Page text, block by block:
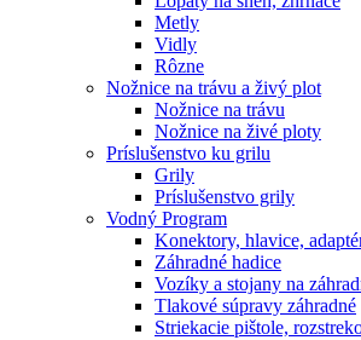
Metly
Vidly
Rôzne
Nožnice na trávu a živý plot
Nožnice na trávu
Nožnice na živé ploty
Príslušenstvo ku grilu
Grily
Príslušenstvo grily
Vodný Program
Konektory, hlavice,
Záhradné hadice
Vozíky a stojany na
Tlakové súpravy záhradné
Striekacie pištole,